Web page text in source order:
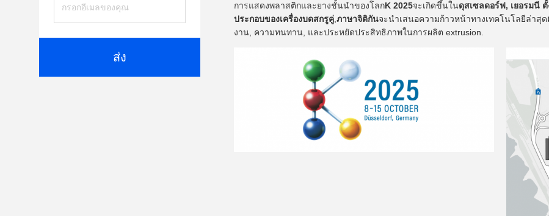
ส่ง
การแสดงพลาสติกและยางชั้นนําของโลกK 2025จะเกิดขึ้นในดุสเซลดอร์ฟ, เยอรมนี
ประกอบของเครื่องบดสกรูคู่,ภาษาจิติกันจะนําเสนอความก้าวหน้าทางเทคโนโลยีล่าสุด
งาน, ความทนทาน, และประหยัดประสิทธิภาพในการผลิต extrusion.